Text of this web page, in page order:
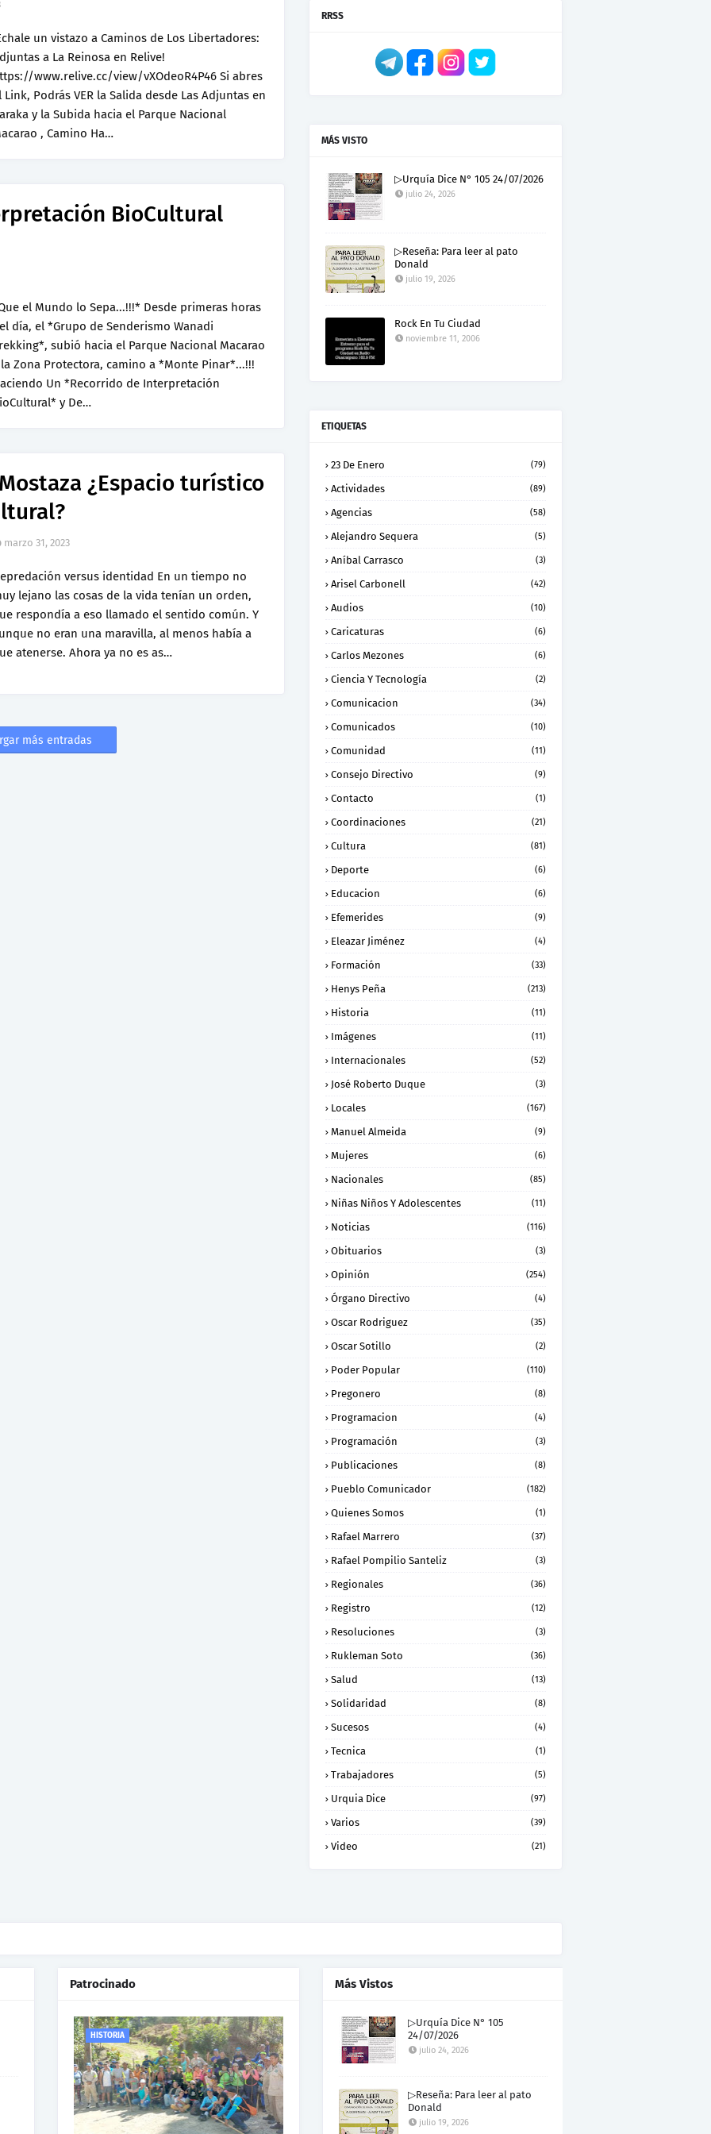
un vistazo a Caminos de Los Libertadores:
a La Reinosa en Relive!
www.relive.cc/view/vXOdeoR4P46 Si abres
Link, Podrás VER la Salida desde Las Adjuntas en
y la Subida hacia el Parque Nacional
, Camino Ha…
BioCultural
el Mundo lo Sepa...!!!* Desde primeras horas
día, el *Grupo de Senderismo Wanadi
subió hacia el Parque Nacional Macarao
Zona Protectora, camino a *Monte Pinar*...!!!
Un *Recorrido de Interpretación
y De…
¿Espacio turístico
marzo 31, 2023
versus identidad En un tiempo no
lejano las cosas de la vida tenían un orden,
respondía a eso llamado el sentido común. Y
no eran una maravilla, al menos había a
atenerse. Ahora ya no es as…
más entradas
RRSS
MÁS VISTO
▷Urquía Dice N° 105 24/07/2026
julio 24, 2026
▷Reseña: Para leer al pato
Donald
julio 19, 2026
Rock En Tu Ciudad
noviembre 11, 2006
ETIQUETAS
23 De Enero (79)
Actividades (89)
Agencias (58)
Alejandro Sequera (5)
Aníbal Carrasco (3)
Arisel Carbonell (42)
Audios (10)
Caricaturas (6)
Carlos Mezones (6)
Ciencia Y Tecnología (2)
Comunicacion (34)
Comunicados (10)
Comunidad (11)
Consejo Directivo (9)
Contacto (1)
Coordinaciones (21)
Cultura (81)
Deporte (6)
Educacion (6)
Efemerides (9)
Eleazar Jiménez (4)
Formación (33)
Henys Peña (213)
Historia (11)
Imágenes (11)
Internacionales (52)
José Roberto Duque (3)
Locales (167)
Manuel Almeida (9)
Mujeres (6)
Nacionales (85)
Niñas Niños Y Adolescentes (11)
Noticias (116)
Obituarios (3)
Opinión (254)
Órgano Directivo (4)
Oscar Rodriguez (35)
Oscar Sotillo (2)
Poder Popular (110)
Pregonero (8)
Programacion (4)
Programación (3)
Publicaciones (8)
Pueblo Comunicador (182)
Quienes Somos (1)
Rafael Marrero (37)
Rafael Pompilio Santeliz (3)
Regionales (36)
Registro (12)
Resoluciones (3)
Rukleman Soto (36)
Salud (13)
Solidaridad (8)
Sucesos (4)
Tecnica (1)
Trabajadores (5)
Urquia Dice (97)
Varios (39)
Video (21)
Patrocinado
HISTORIA
Más Vistos
▷Urquía Dice N° 105
24/07/2026
julio 24, 2026
▷Reseña: Para leer al pato
Donald
julio 19, 2026